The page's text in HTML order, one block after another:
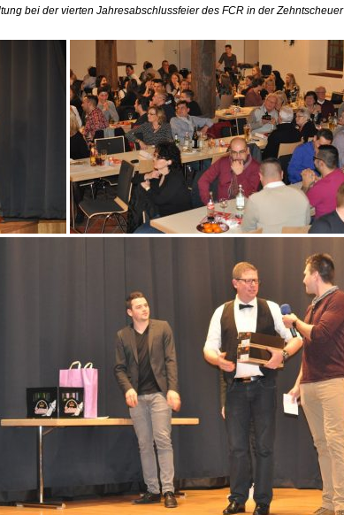
bei der vierten Jahresabschlussfeier des FCR in der Zehntscheuer